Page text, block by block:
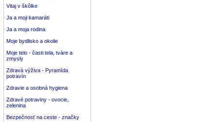
Vitaj v škôlke
Ja a moji kamaráti
Ja a moja rodina
Moje bydlisko a okolie
Moje telo - časti tela, tváre a
zmysly
Zdravá výživa - Pyramída
potravín
Zdravie a osobná hygiena
Zdravé potraviny - ovocie,
zelenina
Bezpečnosť na ceste - značky